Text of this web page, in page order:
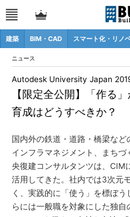
建築 BIM・CAD スマート化・リノ
ニュース
【限定全公開】「作る
育成はどうすべきか？
Autodesk University Japan
国内外の鉄道・道路・橋梁など
インフラマネジメント、まち
央復建コンサルタンツは、CIM
活用してきた。社内では3次元
く、実践的に「使う」を標ぼ
らには一般職を対象にした独